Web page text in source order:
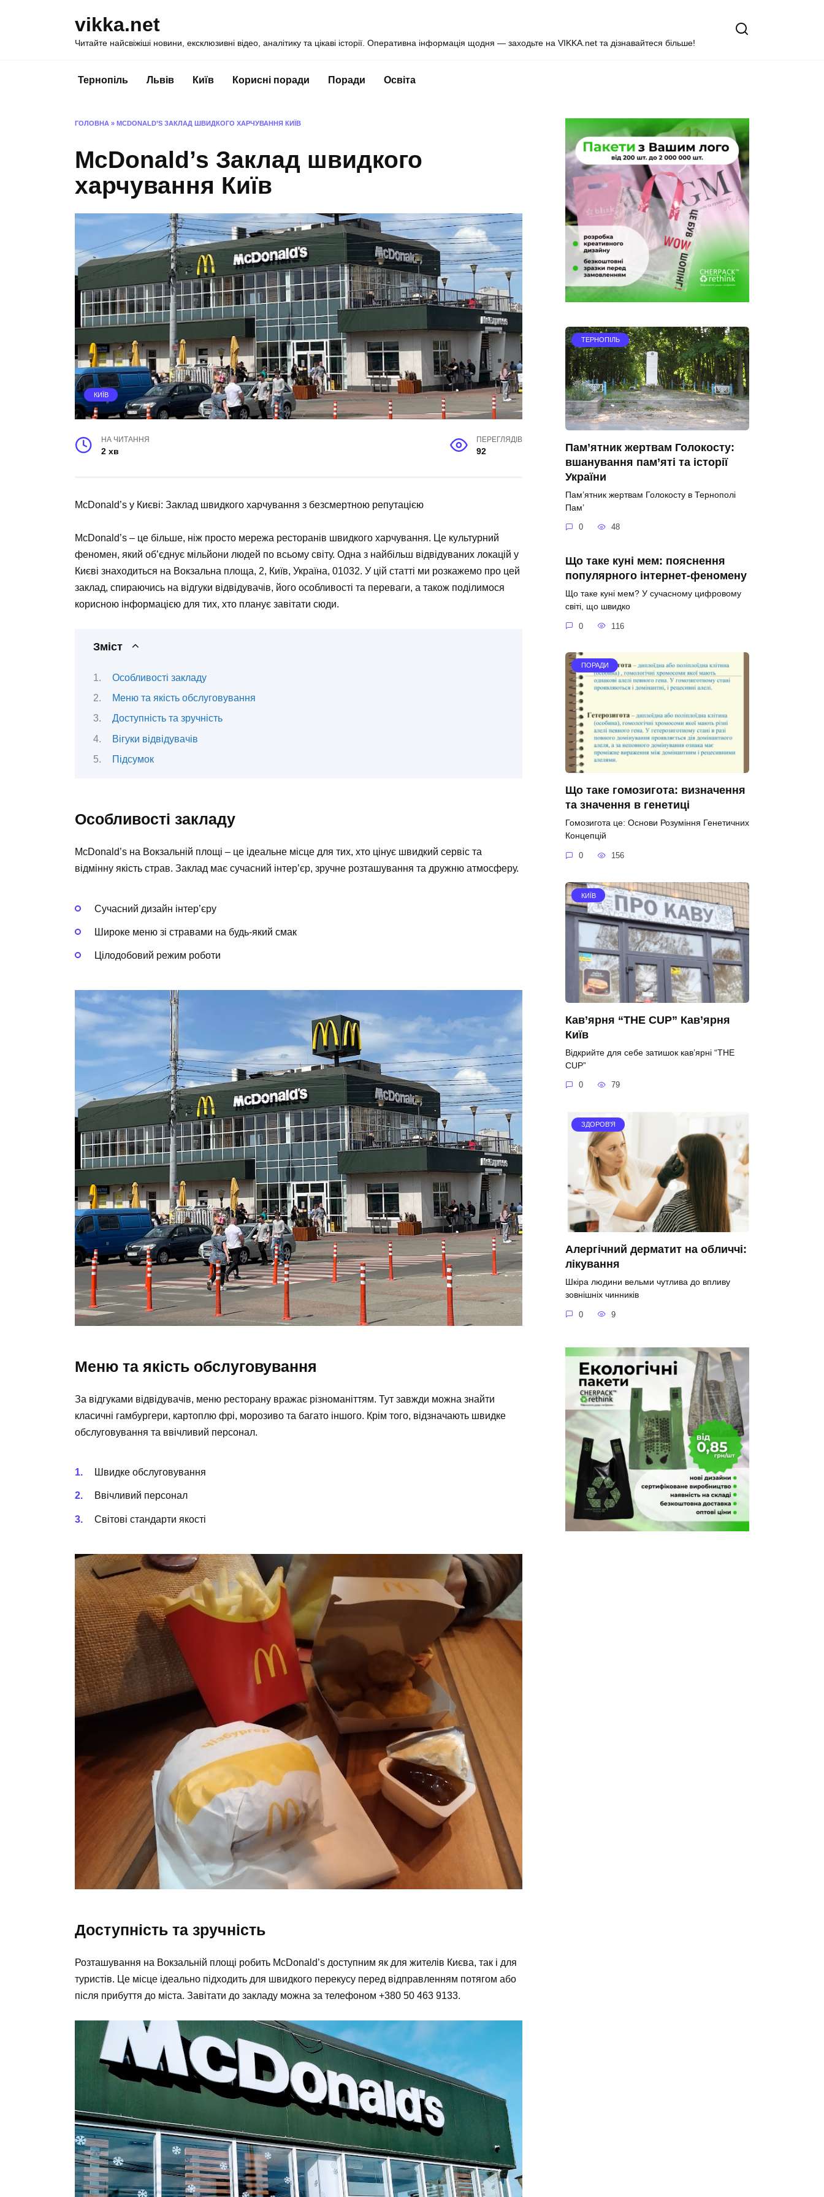
vikka.net
Читайте найсвіжіші новини, ексклюзивні відео, аналітику та цікаві історії. Оперативна інформація щодня — заходьте на VIKKA.net та дізнавайтеся більше!
Тернопіль Львів Київ Корисні поради Поради Освіта
ГОЛОВНА » MCDONALD’S ЗАКЛАД ШВИДКОГО ХАРЧУВАННЯ КИЇВ
McDonald’s Заклад швидкого
харчування Київ
КИЇВ
НА ЧИТАННЯ
2 хв
ПЕРЕГЛЯДІВ
92
McDonald’s у Києві: Заклад швидкого харчування з безсмертною репутацією
McDonald’s – це більше, ніж просто мережа ресторанів швидкого харчування. Це культурний
феномен, який об’єднує мільйони людей по всьому світу. Одна з найбільш відвідуваних локацій у
Києві знаходиться на Вокзальна площа, 2, Київ, Україна, 01032. У цій статті ми розкажемо про цей
заклад, спираючись на відгуки відвідувачів, його особливості та переваги, а також поділимося
корисною інформацією для тих, хто планує завітати сюди.
Зміст
Особливості закладу
Меню та якість обслуговування
Доступність та зручність
Вігуки відвідувачів
Підсумок
Особливості закладу
McDonald’s на Вокзальній площі – це ідеальне місце для тих, хто цінує швидкий сервіс та
відмінну якість страв. Заклад має сучасний інтер’єр, зручне розташування та дружню атмосферу.
Сучасний дизайн інтер’єру
Широке меню зі стравами на будь-який смак
Цілодобовий режим роботи
Меню та якість обслуговування
За відгуками відвідувачів, меню ресторану вражає різноманіттям. Тут завжди можна знайти
класичні гамбургери, картоплю фрі, морозиво та багато іншого. Крім того, відзначають швидке
обслуговування та ввічливий персонал.
Швидке обслуговування
Ввічливий персонал
Світові стандарти якості
Доступність та зручність
Розташування на Вокзальній площі робить McDonald’s доступним як для жителів Києва, так і для
туристів. Це місце ідеально підходить для швидкого перекусу перед відправленням потягом або
після прибуття до міста. Завітати до закладу можна за телефоном +380 50 463 9133.
ТЕРНОПІЛЬ
Пам’ятник жертвам Голокосту:
вшанування пам’яті та історії
України
Пам’ятник жертвам Голокосту в Тернополі
Пам’
0 48
Що таке куні мем: пояснення
популярного інтернет-феномену
Що таке куні мем? У сучасному цифровому
світі, що швидко
0 116
ПОРАДИ
Що таке гомозигота: визначення
та значення в генетиці
Гомозигота це: Основи Розуміння Генетичних
Концепцій
0 156
КИЇВ
Кав’ярня “THE CUP” Кав’ярня
Київ
Відкрийте для себе затишок кав’ярні “THE
CUP”
0 79
ЗДОРОВ'Я
Алергічний дерматит на обличчі:
лікування
Шкіра людини вельми чутлива до впливу
зовнішніх чинників
0 9